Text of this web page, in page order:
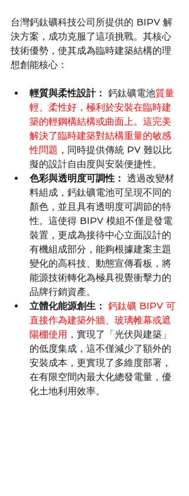
台灣鈣鈦礦科技公司所提供的 BIPV 解
決方案，成功克服了這項挑戰。其核心
技術優勢，使其成為臨時建築結構的理
想創能核心：
輕質與柔性設計： 鈣鈦礦電池質量
輕、柔性好，極利於安裝在臨時建
築的輕鋼構結構或曲面上。這完美
解決了臨時建築對結構重量的敏感
性問題 ，同時提供傳統 PV 難以比
擬的設計自由度與安裝便捷性。
色彩與透明度可調性： 透過改變材
料組成，鈣鈦礦電池可呈現不同的
顏色，並且具有透明度可調節的特
性。這使得 BIPV 模組不僅是發電
裝置，更成為接待中心立面設計的
有機組成部分，能夠根據建案主題
變化的高科技、動態宣傳看板，將
能源技術轉化為極具視覺衝擊力的
品牌行銷資產。
立體化能源創生： 鈣鈦礦 BIPV 可
直接作為建築外牆、玻璃帷幕或遮
陽棚使用 ，實現了「光伏與建築」
的低度集成，這不僅減少了額外的
安裝成本，更實現了多維度部署，
在有限空間內最大化總發電量，優
化土地利用效率。